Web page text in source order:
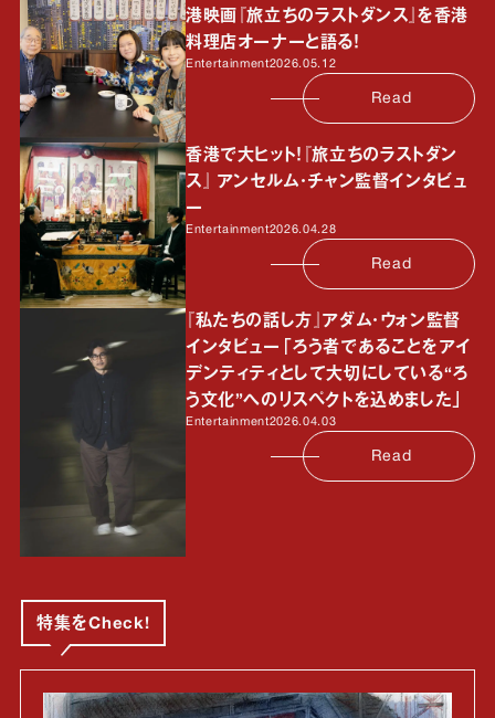
港映画『旅立ちのラストダンス』を香港
料理店オーナーと語る！
Entertainment2026.05.12
Read
香港で大ヒット！『旅立ちのラストダン
ス』 アンセルム・チャン監督インタビュ
ー
Entertainment2026.04.28
Read
『私たちの話し方』アダム・ウォン監督
インタビュー「ろう者であることをアイ
デンティティとして大切にしている“ろ
う文化”へのリスペクトを込めました」
Entertainment2026.04.03
Read
特集をCheck!